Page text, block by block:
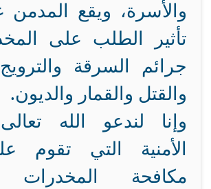
والأسرة، ويقع المدمن
تأثير الطلب على
جرائم السرقة
والقتل والقمار والديون.
وإنا لندعو الله
الأمنية التي تقوم
مكافحة المخدرات